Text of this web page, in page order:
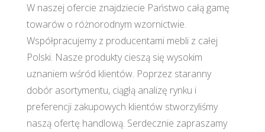
W naszej ofercie znajdziecie Państwo całą gamę
towarów o różnorodnym wzornictwie.
Współpracujemy z producentami mebli z całej
Polski. Nasze produkty cieszą się wysokim
uznaniem wśród klientów. Poprzez staranny
dobór asortymentu, ciągłą analizę rynku i
preferencji zakupowych klientów stworzyliśmy
naszą ofertę handlową. Serdecznie zapraszamy